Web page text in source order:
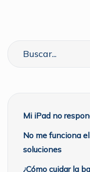
Mi iPad no
No me funciona
soluciones
¿Cómo cuidar la